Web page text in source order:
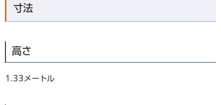
寸法
高さ
1.33メートル